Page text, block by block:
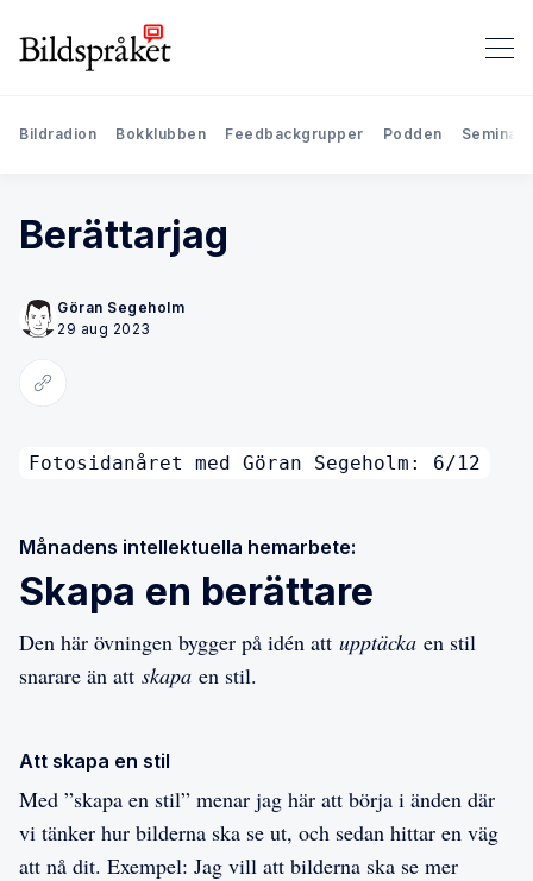
Bildradion Bokklubben Feedbackgrupper Podden
Berättarjag
Göran Segeholm
29 aug 2023
Kopiera länk
Fotosidanåret med Göran Segeholm: 6/12
Månadens intellektuella hemarbete:
Skapa en berättare
Den här övningen bygger på idén att upptäcka en stil
snarare än att skapa en stil.
Att skapa en stil
Med ”skapa en stil” menar jag här att börja i änden där
vi tänker hur bilderna ska se ut, och sedan hittar en väg
att nå dit. Exempel: Jag vill att bilderna ska se mer